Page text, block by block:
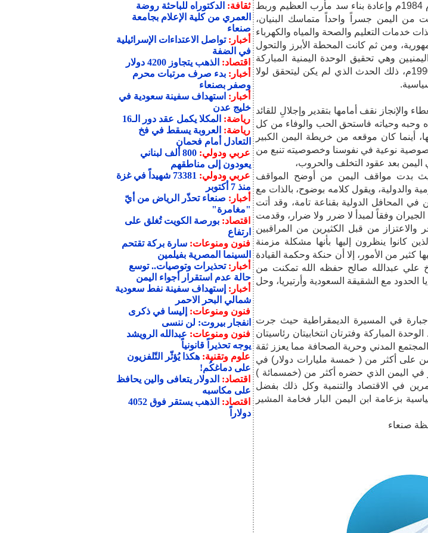
الاستقرار والبدء في إنتاج النفط عام 1984م وإعادة بناء سد مأرب العظيم وربط
من اليمن جسراً واحداً متماسك البنيان،
خدمات التعليم والصحة والمياه والكهرباء
ومن ثم كانت المحطة الأبرز والتحول
وهي تحقيق الوحدة اليمنية المباركة
أرضاً وإنساناً في الـ(22) مايو عام 1990م، ذلك الحدث الذي لم يكن ليتحقق لولا
(29) عاماً من العطاء والإنجاز نقف أمامها بتقدير وإجلالِ للقائد
وحبه وحياته فاستحق الحب والوفاء من كل
أينما كان موقعه من خريطة اليمن الكبير
نوعية في نفوسنا وخصوصيته تنبع من
اليمن بعد عقود التخلف والحروب،
بدت مواقف اليمن من أوضح المواقف
والدولية، ويقول كلامه بوضوح، بالذات مع
في المحافل الدولية بقناعة تامة، وقد أتت
وفقاً لمبدأ لا ضرر ولا ضرار، وقدمت
والاعتزاز من قبل الكثيرين من المراقبين
كانوا ينظرون إليها بأنها مشكلة مزمنة
وتدخلت فيها كثير من الأمور، إلا أن حنكة وحكمة القيادة
علي عبدالله صالح حفظه الله تمكنت من
الحدود مع الشقيقة السعودية وأرتيريا، وحل
في المسيرة الديمقراطية حيث جرت
المباركة وفترتان انتخابيتان رئاسيتان
المدني وحرية الصحافة مما يعزز ثقة
على أكثر من ( خمسة مليارات دولار) في
في اليمن الذي حضره أكثر من (خمسمائة )
في الاقتصاد والتنمية وكل ذلك بفضل
بزعامة ابن اليمن البار فخامة المشير
صنعاء
ثقافة: الدكتوراه للباحثة روضة
العمري من كلية الإعلام بجامعة
صنعاء
أخبار:تواصل الاعتداءات الإسرائيلية
في الضفة
اقتصاد: الذهب يتجاوز 4200 دولار
أخبار:بدء صرف مرتبات محرم
وصفر بصنعاء
أخبار: استهداف سفينة سعودية في
خليج عدن
رياضة: المكلا يكمل عقد دور الـ16
رياضة: العروبة يسقط في فخ
التعادل أمام فحمان
عربي ودولي:
800 ألف لبناني
يعودون إلى مناطقهم
عربي ودولي:
73381 شهيداً في غزة
منذ 7 أكتوبر
أخبار: صنعاء تحذّر الرياض من أيّ
"مغامرة"
اقتصاد:بورصة الكويت تُغلق على
ارتفاع
فنون ومنوعات:سارة بركة تقتحم
السينما المصرية بفيلمين
أخبار:تحذيرات وتوصيات.. توسع
حالة عدم استقرار أجواء اليمن
أخبار: إستهداف سفينة نفط سعودية
شمالي البحر الاحمر
فنون ومنوعات: إليسا في ذكرى
انفجار بيروت: لن ننسى
فنون ومنوعات: عبدالله الرويشد
يوجه تحذيراً قانونياً
علوم وتقنية:هكذا يُؤثّر التّلفزيون
على دماغكُم!
اقتصاد: الدولار يتعافى والين يحافظ
على مكاسبه
اقتصاد:
الذهب يستقر فوق 4052
دولاراً